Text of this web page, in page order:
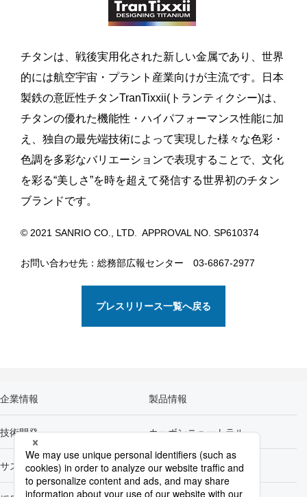
チタンは、戦後実用化された新しい金属であり、世界
的には航空宇宙・プラント産業向けが主流です。日本
製鉄の意匠性チタンTranTixxii(トランティクシー)は、
チタンの優れた機能性・ハイパフォーマンス性能に加
え、独自の最先端技術によって実現した様々な色彩・
色調を多彩なバリエーションで表現することで、文化
を彩る“美しさ”を時を超えて発信する世界初のチタン
ブランドです。
© 2021 SANRIO CO., LTD. APPROVAL NO. SP610374
お問い合わせ先：総務部広報センター 03-6867-2977
プレスリリース一覧へ戻る
企業情報 製品情報
技術開発 カーボンニュートラル
サステナビリティ 株主・投資家情報